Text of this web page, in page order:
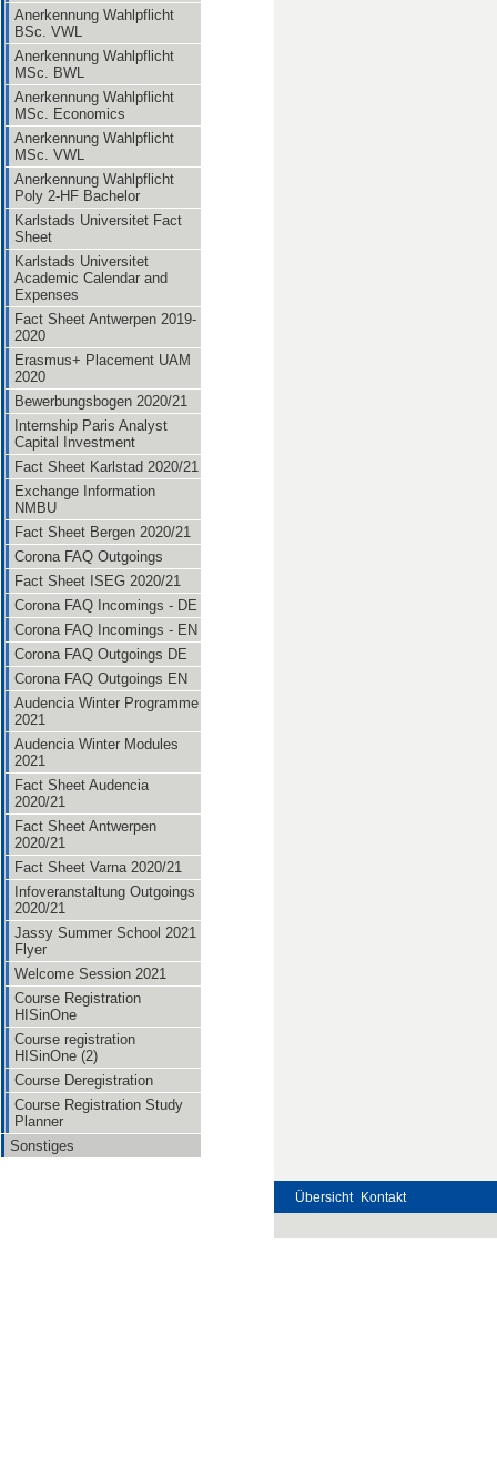
Anerkennung Wahlpflicht
BSc. VWL
Anerkennung Wahlpflicht
MSc. BWL
Anerkennung Wahlpflicht
MSc. Economics
Anerkennung Wahlpflicht
MSc. VWL
Anerkennung Wahlpflicht
Poly 2-HF Bachelor
Karlstads Universitet Fact
Sheet
Karlstads Universitet
Academic Calendar and
Expenses
Fact Sheet Antwerpen 2019-
2020
Erasmus+ Placement UAM
2020
Bewerbungsbogen 2020/21
Internship Paris Analyst
Capital Investment
Fact Sheet Karlstad 2020/21
Exchange Information
NMBU
Fact Sheet Bergen 2020/21
Corona FAQ Outgoings
Fact Sheet ISEG 2020/21
Corona FAQ Incomings - DE
Corona FAQ Incomings - EN
Corona FAQ Outgoings DE
Corona FAQ Outgoings EN
Audencia Winter Programme
2021
Audencia Winter Modules
2021
Fact Sheet Audencia
2020/21
Fact Sheet Antwerpen
2020/21
Fact Sheet Varna 2020/21
Infoveranstaltung Outgoings
2020/21
Jassy Summer School 2021
Flyer
Welcome Session 2021
Course Registration
HISinOne
Course registration
HISinOne (2)
Course Deregistration
Course Registration Study
Planner
Sonstiges
Übersicht Kontakt